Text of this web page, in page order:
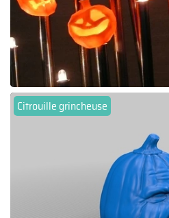
Citrouille grincheuse